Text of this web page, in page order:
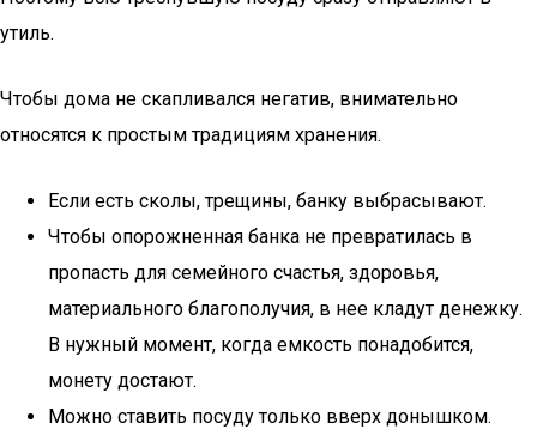
утиль.
Чтобы дома не скапливался негатив, внимательно
относятся к простым традициям хранения.
Если есть сколы, трещины, банку выбрасывают.
Чтобы опорожненная банка не превратилась в
пропасть для семейного счастья, здоровья,
материального благополучия, в нее кладут денежку.
В нужный момент, когда емкость понадобится,
монету достают.
Можно ставить посуду только вверх донышком.